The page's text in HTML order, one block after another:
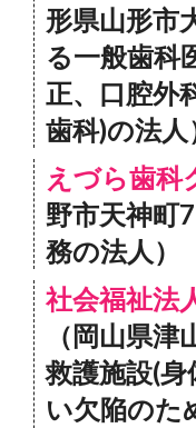
形県山形市
る一般歯科
正、口腔外
歯科)の法人
えづら歯科
野市天神町
務の法人）
社会福祉法
（岡山県
救護施設(
い欠陥のた